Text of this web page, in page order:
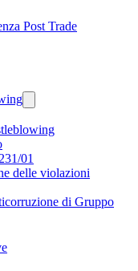
Post Trade
01
delle violazioni
di Gruppo